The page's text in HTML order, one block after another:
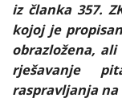
iz članka 357.
kojoj je
obrazložena,
rješavanje
raspravljanja na